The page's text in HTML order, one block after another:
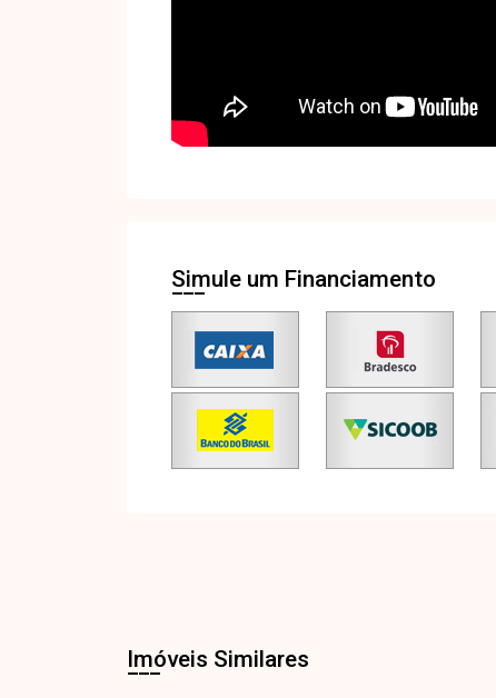
Simule um Financiamento
Imóveis Similares